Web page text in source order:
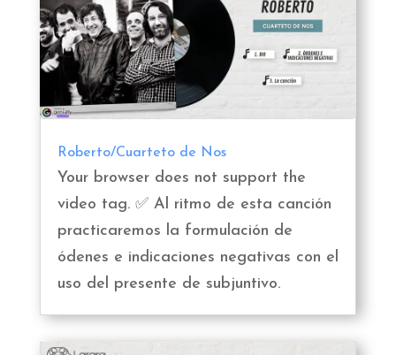
Roberto/Cuarteto de Nos
Your browser does not support the
video tag. ✅ Al ritmo de esta canción
practicaremos la formulación de
ódenes e indicaciones negativas con el
uso del presente de subjuntivo.